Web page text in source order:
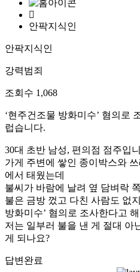
안팍지식인
안팍지식인
강력범죄
조회수 1,068
‘현주건조물 방화미수’ 혐의로
럽습니다.
30대 초반 남성, 편의점 점주입
가게 주변에 쌓인 종이박스와
에서 태웠는데
불씨가 바람에 날려 옆 담벼락
불은 금방 껐고 다친 사람도 없
방화미수’ 혐의로 조사한다고
저는 일부러 불을 낸 게 절대 아
게 되나요?
답변완료